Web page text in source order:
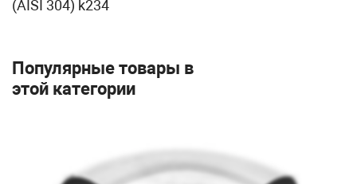
(AISI 304) k234
Популярные товары в
этой категории